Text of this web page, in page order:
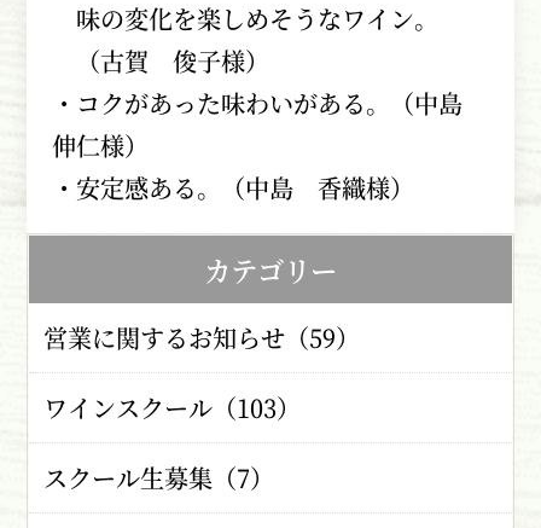
味の変化を楽しめそうなワイン。
（古賀 俊子様）
・コクがあった味わいがある。（中島
伸仁様）
・安定感ある。（中島 香織様）
カテゴリー
営業に関するお知らせ（59）
ワインスクール（103）
スクール生募集（7）